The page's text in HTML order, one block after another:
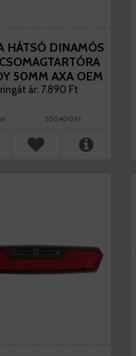
HÁTSÓ DINAMÓS
50MM AXA OEM
ár: 7.890 Ft
55040036